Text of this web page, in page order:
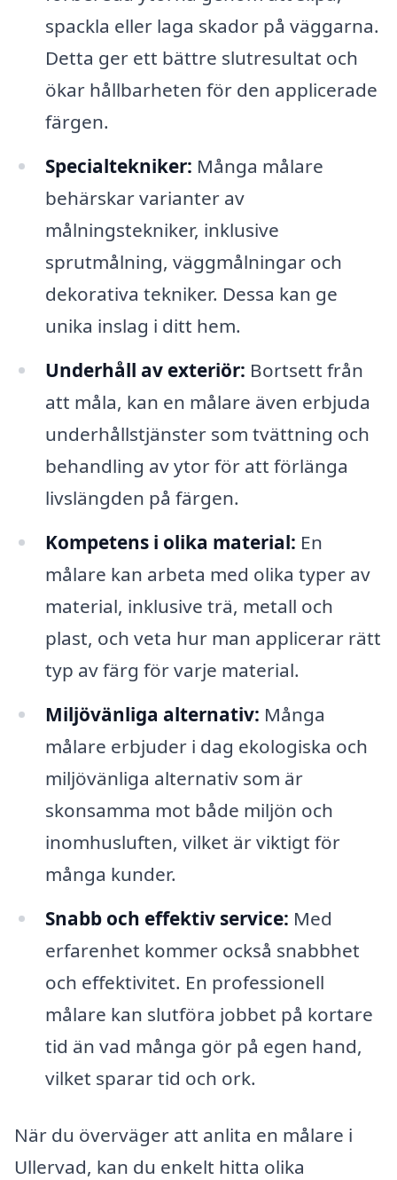
spackla eller laga skador på väggarna.
Detta ger ett bättre slutresultat och
ökar hållbarheten för den applicerade
färgen.
Specialtekniker: Många målare
behärskar varianter av
målningstekniker, inklusive
sprutmålning, väggmålningar och
dekorativa tekniker. Dessa kan ge
unika inslag i ditt hem.
Underhåll av exteriör: Bortsett från
att måla, kan en målare även erbjuda
underhållstjänster som tvättning och
behandling av ytor för att förlänga
livslängden på färgen.
Kompetens i olika material: En
målare kan arbeta med olika typer av
material, inklusive trä, metall och
plast, och veta hur man applicerar rätt
typ av färg för varje material.
Miljövänliga alternativ: Många
målare erbjuder i dag ekologiska och
miljövänliga alternativ som är
skonsamma mot både miljön och
inomhusluften, vilket är viktigt för
många kunder.
Snabb och effektiv service: Med
erfarenhet kommer också snabbhet
och effektivitet. En professionell
målare kan slutföra jobbet på kortare
tid än vad många gör på egen hand,
vilket sparar tid och ork.
När du överväger att anlita en målare i
Ullervad, kan du enkelt hitta olika